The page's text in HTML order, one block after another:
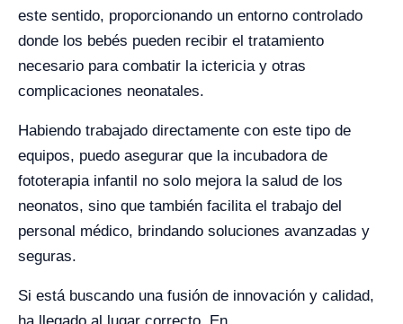
este sentido, proporcionando un entorno controlado
donde los bebés pueden recibir el tratamiento
necesario para combatir la ictericia y otras
complicaciones neonatales.
Habiendo trabajado directamente con este tipo de
equipos, puedo asegurar que la incubadora de
fototerapia infantil no solo mejora la salud de los
neonatos, sino que también facilita el trabajo del
personal médico, brindando soluciones avanzadas y
seguras.
Si está buscando una fusión de innovación y calidad,